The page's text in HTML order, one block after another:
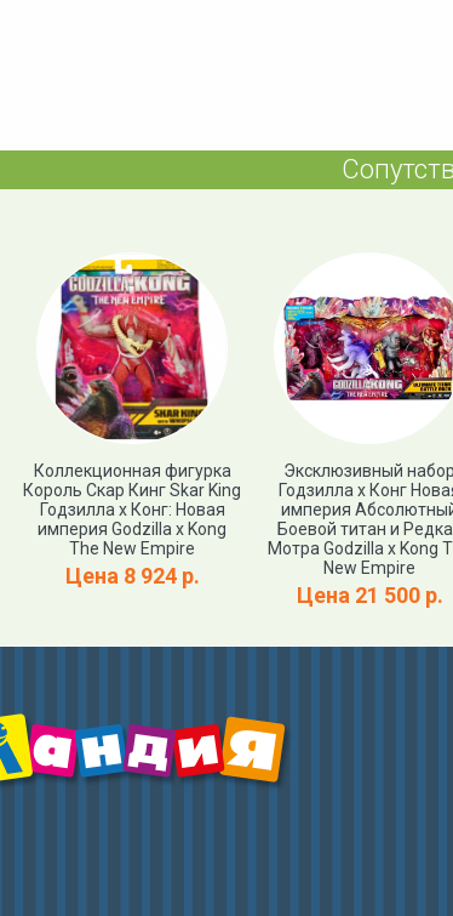
Коллекционная фигурка
Король Скар Кинг Skar King
Годзилла х Конг: Новая
империя Godzilla x Kong
The New Empire
Цена 8 924 р.
Эксклюзивный набор
Годзилла x Конг
империя
Боевой титан и
Мотра Godzilla x Kong
New Empire
Цена 21 500 р.